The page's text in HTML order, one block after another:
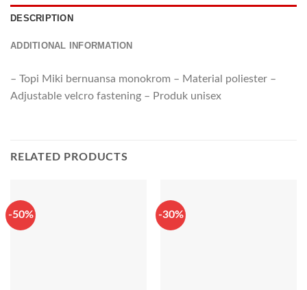
DESCRIPTION
ADDITIONAL INFORMATION
– Topi Miki bernuansa monokrom – Material poliester –
Adjustable velcro fastening – Produk unisex
RELATED PRODUCTS
-50% -30%